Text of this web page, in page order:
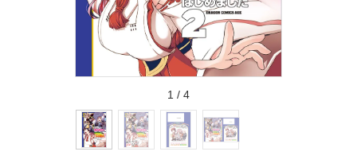
1 / 4